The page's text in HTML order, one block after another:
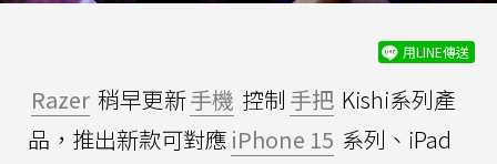
用LINE傳送
Razer 稍早更新手機 控制 手把 Kishi系列產
品，推出新款可對應 iPhone 15 系列、iPad